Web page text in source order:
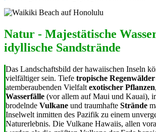
Natur - Majestätische
idyllische Sandstrände
Das Landschaftsbild der hawaiischen Inseln
vielfältiger sein. Tiefe tropische Regenwälder
atemberaubenden Vielfalt exotischer Pflanzen
Wasserfälle (vor allem auf Maui und Kauai),
brodelnde Vulkane und traumhafte Strände
Inselwelt inmitten des Pazifik zu einem
Naturerlebnis. Die Vulkane Hawaiis, allen